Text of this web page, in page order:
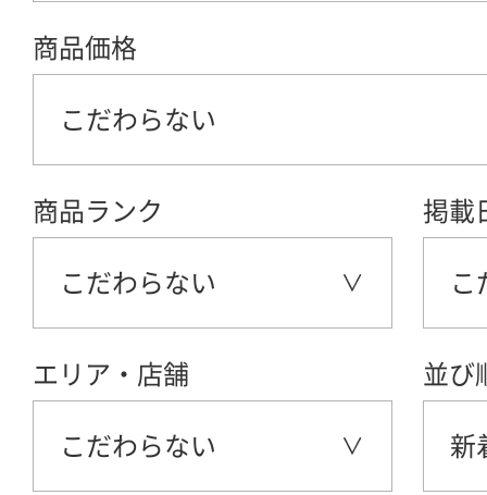
商品価格
こだわらない
商品ランク
こだわらない
掲載
こ
エリア・店舗
こだわらない
並び
新